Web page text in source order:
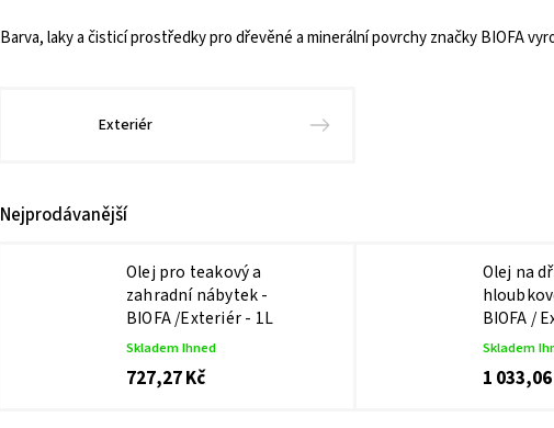
Barva, laky a čisticí prostředky pro dřevěné a minerální povrchy značky BIOFA
Exteriér
Nejprodávanější
Olej pro teakový a
zahradní nábytek -
BIOFA /Exteriér - 1L
Skladem Ihned
727,27 Kč
Olej na
BIOFA /
Skladem
1